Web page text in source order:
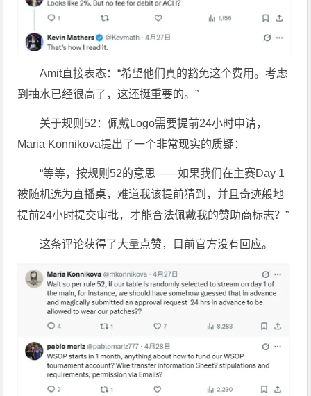
Amit直接表态：“希望他们真的豁免这个费用。考虑
到抽水已经很高了，这还挺重要的。”
关于规则52：佩戴Logo需要提前24小时申请，
Maria Konnikova提出了一个非常现实的质疑：
“等等，按规则52的意思——如果我们在主赛Day 1
被随机选为直播桌，难道我该提前猜到，并且奇迹般地
提前24小时提交审批，才能合法佩戴我的赞助商标志？”
这条评论获得了大量点赞，目前官方没有回应。